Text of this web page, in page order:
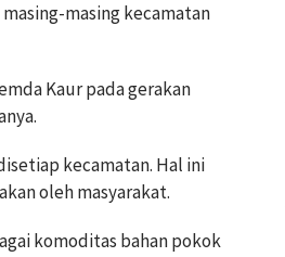
masing kecamatan
Kaur pada gerakan
kecamatan. Hal ini
oleh masyarakat.
komoditas bahan pokok